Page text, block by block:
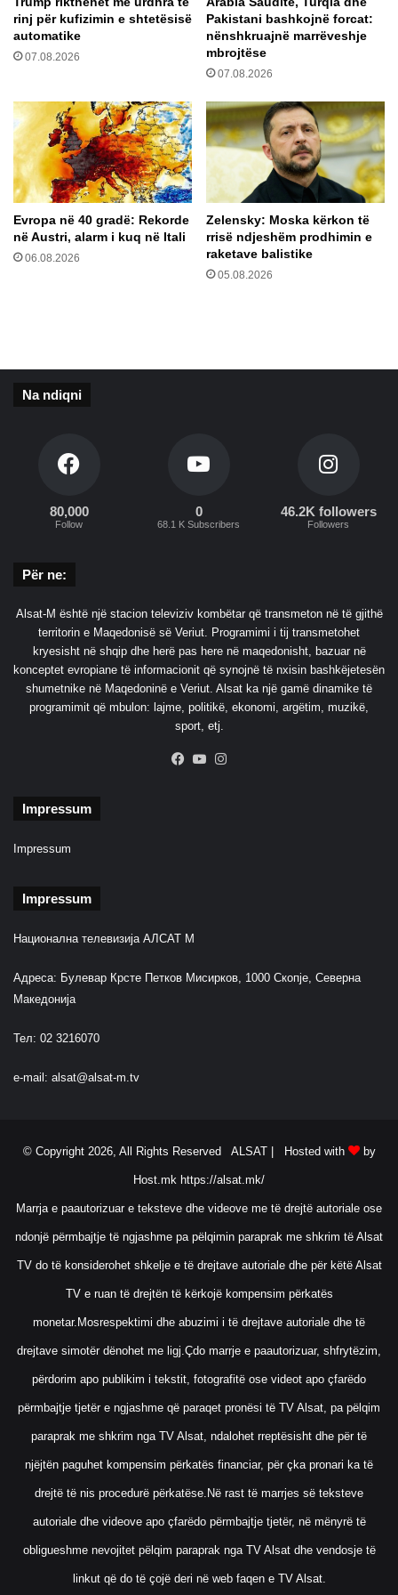
a1
5
6
r
t
e
m
C
rinj për kufizimin e shtetësisë
automatike
07.08.2026
Pakistani bashkojnë forcat:
nënshkruajnë marrëveshje
mbrojtëse
07.08.2026
Evropa në 40 gradë: Rekorde
në Austri, alarm i kuq në Itali
06.08.2026
Zelensky: Moska kërkon të
rrisë ndjeshëm prodhimin e
raketave balistike
05.08.2026
Na ndiqni
80,000
Follow
0
68.1 K Subscribers
46.2K followers
Followers
Për ne:
Alsat-M është një stacion televiziv kombëtar që transmeton në të gjithë
territorin e Maqedonisë së Veriut. Programimi i tij transmetohet
kryesisht në shqip dhe herë pas here në maqedonisht, bazuar në
konceptet evropiane të informacionit që synojnë të nxisin bashkëjetesën
shumetnike në Maqedoninë e Veriut. Alsat ka një gamë dinamike të
programimit që mbulon: lajme, politikë, ekonomi, argëtim, muzikë,
sport, etj.
Facebook
YouTube
Impressum
Impressum
Impressum
Национална телевизија АЛСАТ М
Адреса: Булевар Крсте Петков Мисирков, 1000 Скопје, Северна
Македонија
Тел: 02 3216070
e-mail: alsat@alsat-m.tv
© Copyright 2026, All Rights Reserved ALSAT | Hosted with by
Host.mk https://alsat.mk/
Marrja e paautorizuar e teksteve dhe videove me të drejtë autoriale ose
ndonjë përmbajtje të ngjashme pa pëlqimin paraprak me shkrim të Alsat
TV do të konsiderohet shkelje e të drejtave autoriale dhe për këtë Alsat
TV e ruan të drejtën të kërkojë kompensim përkatës
monetar.Mosrespektimi dhe abuzimi i të drejtave autoriale dhe të
drejtave simotër dënohet me ligj.Çdo marrje e paautorizuar, shfrytëzim,
përdorim apo publikim i tekstit, fotografitë ose videot apo çfarëdo
përmbajtje tjetër e ngjashme që paraqet pronësi të TV Alsat, pa pëlqim
paraprak me shkrim nga TV Alsat, ndalohet rreptësisht dhe për të
njëjtën paguhet kompensim përkatës financiar, për çka pronari ka të
drejtë të nis procedurë përkatëse.Në rast të marrjes së teksteve
autoriale dhe videove apo çfarëdo përmbajtje tjetër, në mënyrë të
obligueshme nevojitet pëlqim paraprak nga TV Alsat dhe vendosje të
linkut që do të çojë deri në web faqen e TV Alsat.